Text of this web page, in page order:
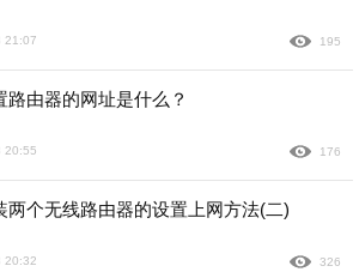
21:07 195
路由器的网址是什么？
20:55 176
两个无线路由器的设置上网方法(二)
20:32 326